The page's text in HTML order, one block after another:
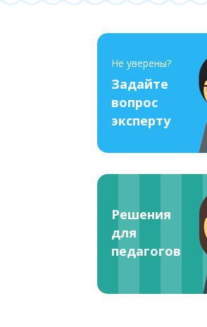
Не уверены?
Задайте
вопрос
эксперту
Решения
для
педагогов